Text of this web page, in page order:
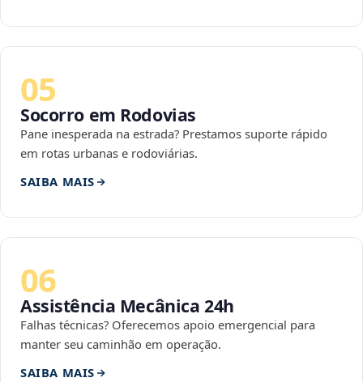
05
Socorro em Rodovias
Pane inesperada na estrada? Prestamos suporte rápido
em rotas urbanas e rodoviárias.
SAIBA MAIS
06
Assistência Mecânica 24h
Falhas técnicas? Oferecemos apoio emergencial para
manter seu caminhão em operação.
SAIBA MAIS